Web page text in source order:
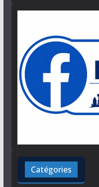
Catégories